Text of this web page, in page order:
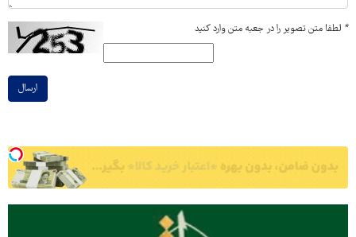
* لطفا متن تصویر را در جعبه متن وارد کنید
ارسال